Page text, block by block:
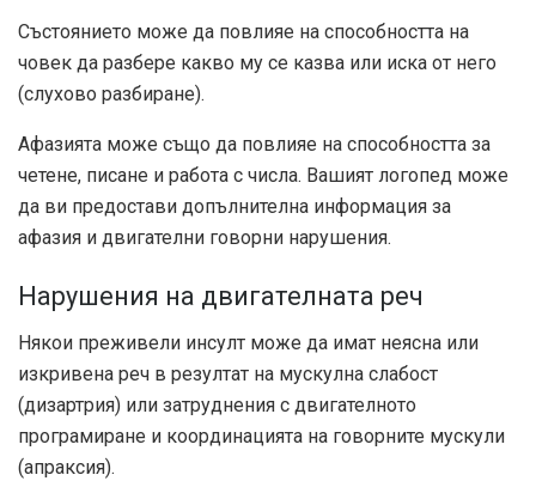
Състоянието може да повлияе на способността на
човек да разбере какво му се казва или иска от него
(слухово разбиране).
Афазията може също да повлияе на способността за
четене, писане и работа с числа. Вашият логопед може
да ви предостави допълнителна информация за
афазия и двигателни говорни нарушения.
Нарушения на двигателната реч
Някои преживели инсулт може да имат неясна или
изкривена реч в резултат на мускулна слабост
(дизартрия) или затруднения с двигателното
програмиране и координацията на говорните мускули
(апраксия).